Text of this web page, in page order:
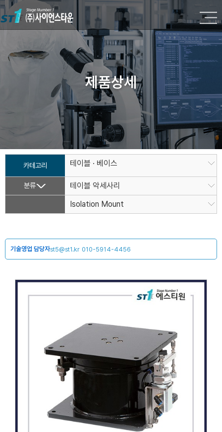
제품상세
카테고리 테이블 · 베이스
분류
테이블 악세사리
Isolation Mount
기술영업 담당자st5@st1.kr 010-5914-4456